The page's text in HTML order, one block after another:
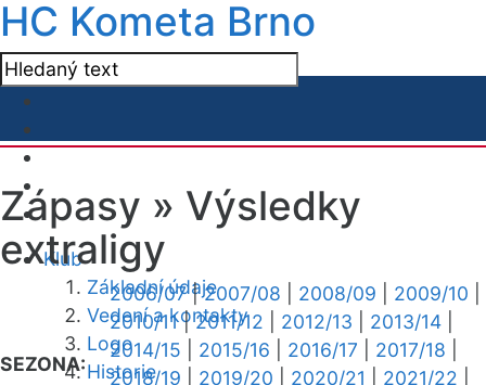
HC Kometa Brno
Klub
Základní údaje
Vedení a kontakty
Logo
Historie
Zápasy » Výsledky
extraligy
SEZONA:
2006/07|2007/08 2008/09 2009/10
2010/11|2011/12 2012/13 2013/14
2014/15
2015/16 2016/17 2017/18
2018/19
2019/20 2020/21 2021/22